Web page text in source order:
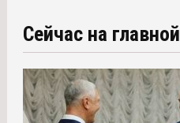
Сейчас на главной